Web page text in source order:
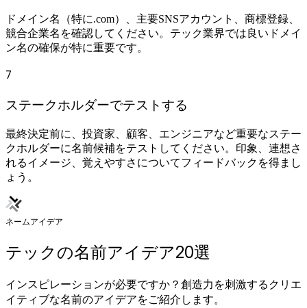
ドメイン名（特に.com）、主要SNSアカウント、商標登録、
競合企業名を確認してください。テック業界では良いドメイ
ン名の確保が特に重要です。
7
ステークホルダーでテストする
最終決定前に、投資家、顧客、エンジニアなど重要なステー
クホルダーに名前候補をテストしてください。印象、連想さ
れるイメージ、覚えやすさについてフィードバックを得まし
ょう。
ネームアイデア
テックの名前アイデア20選
インスピレーションが必要ですか？創造力を刺激するクリエ
イティブな名前のアイデアをご紹介します。